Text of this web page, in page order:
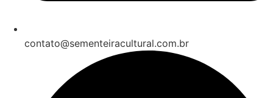
contato@sementeiracultural.com.br